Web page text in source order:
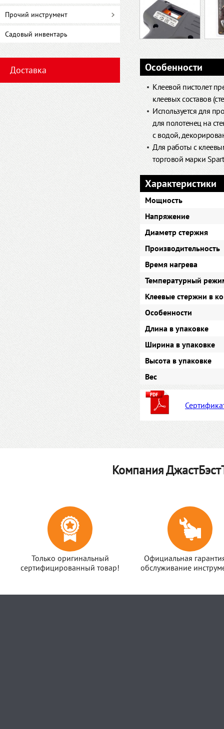
Прочий инструмент
Садовый инвентарь
Доставка Особенности
Клеевой пистолет
клеевых составов
Используется для
для полотенец на
с водой,
Для работы с
торговой марки
Характеристики
Мощность
Напряжение
Диаметр стержня
Производительность
Время нагрева
Температурный
Клеевые стержни в
Особенности
Длина в упаковке
Ширина в упаковке
Высота в упаковке
Вес
Компания
Только оригинальный
сертифицированный товар!
Официальная
обслуживание